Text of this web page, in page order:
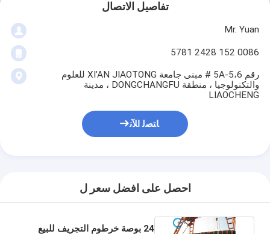
تفاصيل الاتصال
Mr. Yuan
0086 152 2428 5781
رقم 5A-5،6 # مبنى جامعة XI’AN JIAOTONG للعلوم
والتكنولوجيا ، منطقة DONGCHANGFU ، مدينة
LIAOCHENG
ﺎﺘﺼﻟ ﺍﻶﻧ
احصل على افضل سعر ل
24 بوصة خرطوم التجريف للبيع